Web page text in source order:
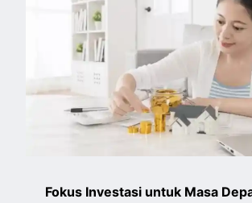
Fokus Investasi untuk Masa